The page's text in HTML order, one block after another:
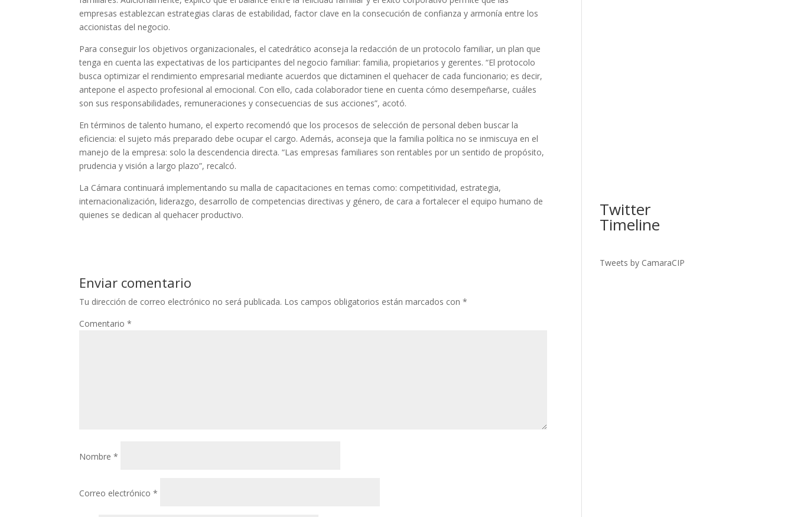
empresas establezcan estrategias claras de estabilidad, factor clave en la consecución de confianza y armonía entre los
accionistas del negocio.
Para conseguir los objetivos organizacionales, el catedrático aconseja la redacción de un protocolo familiar, un plan que
tenga en cuenta las expectativas de los participantes del negocio familiar: familia, propietarios y gerentes. “El protocolo
busca optimizar el rendimiento empresarial mediante acuerdos que dictaminen el quehacer de cada funcionario; es decir,
antepone el aspecto profesional al emocional. Con ello, cada colaborador tiene en cuenta cómo desempeñarse, cuáles
son sus responsabilidades, remuneraciones y consecuencias de sus acciones”, acotó.
En términos de talento humano, el experto recomendó que los procesos de selección de personal deben buscar la
eficiencia: el sujeto más preparado debe ocupar el cargo. Además, aconseja que la familia política no se inmiscuya en el
manejo de la empresa: solo la descendencia directa. “Las empresas familiares son rentables por un sentido de propósito,
prudencia y visión a largo plazo”, recalcó.
La Cámara continuará implementando su malla de capacitaciones en temas como: competitividad, estrategia,
internacionalización, liderazgo, desarrollo de competencias directivas y género, de cara a fortalecer el equipo humano de
quienes se dedican al quehacer productivo.
Enviar comentario
Tu dirección de correo electrónico no será publicada. Los campos obligatorios están marcados con*
Comentario*
Nombre*
Correo electrónico*
Twitter
Timeline
Tweets by CamaraCIP